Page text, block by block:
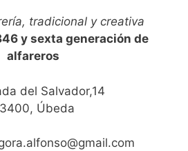
tradicional y creativa
y sexta generación de
alfareros
del Salvador,14
Úbeda